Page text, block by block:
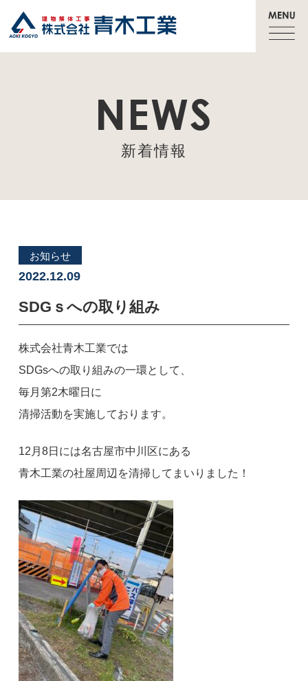
NEWS
新着情報
お知らせ
2022.12.09
SDGｓへの取り組み
株式会社青木工業では
SDGsへの取り組みの一環として、
毎月第2木曜日に
清掃活動を実施しております。
12月8日には名古屋市中川区にある
青木工業の社屋周辺を清掃してまいりました！